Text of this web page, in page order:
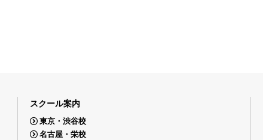
スクール案内
東京・渋谷校
名古屋・栄校